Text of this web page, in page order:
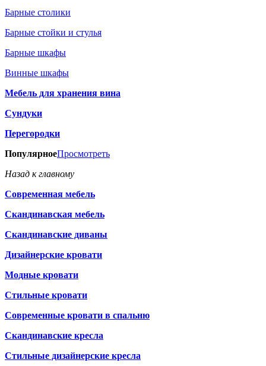
Барные столики
Барные стойки и стулья
Барные шкафы
Винные шкафы
Мебель для хранения вина
Сундуки
Перегородки
ПопулярноеПросмотреть
Назад к главному
Современная мебель
Скандинавская мебель
Скандинавские диваны
Дизайнерские кровати
Модные кровати
Стильные кровати
Современные кровати в спальню
Скандинавские кресла
Стильные дизайнерские кресла